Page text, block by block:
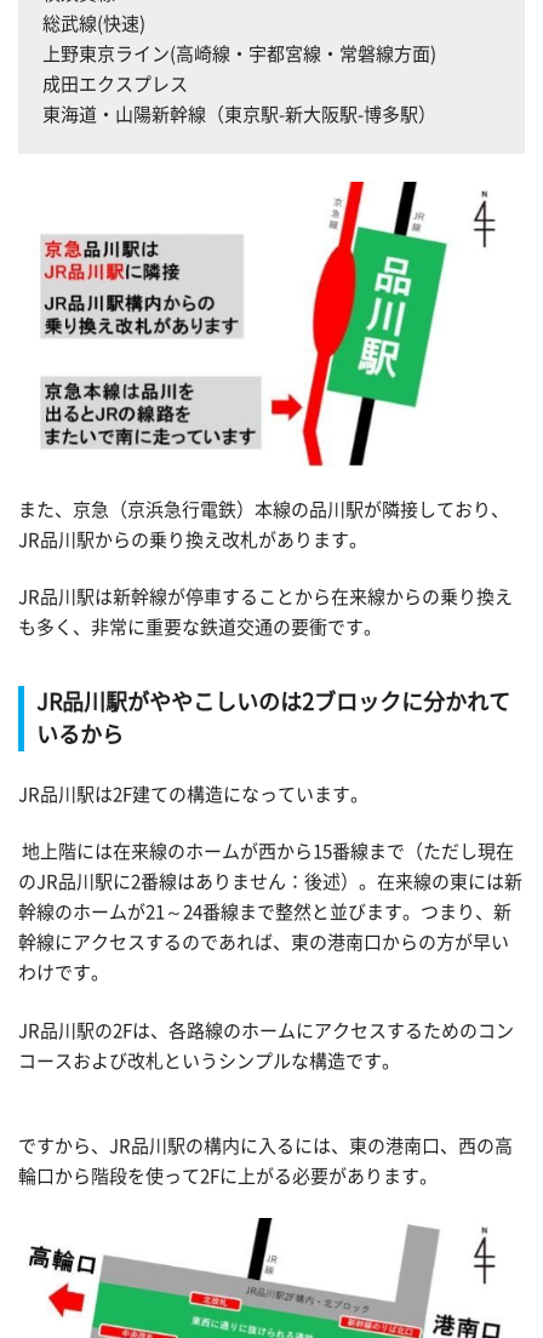
総武線(快速)
上野東京ライン(高崎線・宇都宮線・常磐線方面)
成田エクスプレス
東海道・山陽新幹線（東京駅-新大阪駅-博多駅）
また、京急（京浜急行電鉄）本線の品川駅が隣接しており、
JR品川駅からの乗り換え改札があります。
JR品川駅は新幹線が停車することから在来線からの乗り換え
も多く、非常に重要な鉄道交通の要衝です。
JR品川駅がややこしいのは2ブロックに分かれて
いるから
JR品川駅は2F建ての構造になっています。
地上階には在来線のホームが西から15番線まで（ただし現在
のJR品川駅に2番線はありません：後述）。在来線の東には新
幹線のホームが21～24番線まで整然と並びます。つまり、新
幹線にアクセスするのであれば、東の港南口からの方が早い
わけです。
JR品川駅の2Fは、各路線のホームにアクセスするためのコン
コースおよび改札というシンプルな構造です。
ですから、JR品川駅の構内に入るには、東の港南口、西の高
輪口から階段を使って2Fに上がる必要があります。